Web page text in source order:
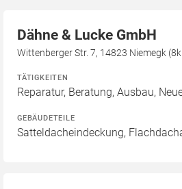
Dähne & Lucke GmbH
Wittenberger Str. 7, 14823 Niemegk
TÄTIGKEITEN
Reparatur, Beratung, Ausbau,
GEBÄUDETEILE
Satteldacheindeckung,